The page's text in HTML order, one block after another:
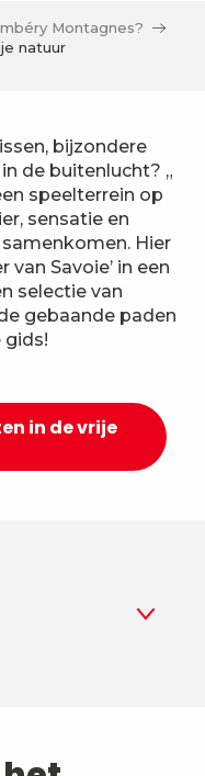
Montagnes?
natuur
bijzondere
de buitenlucht? „
speelterrein op
sensatie en
Hier
van Savoie’ in een
selectie van
gebaande paden
gids!
in de vrije